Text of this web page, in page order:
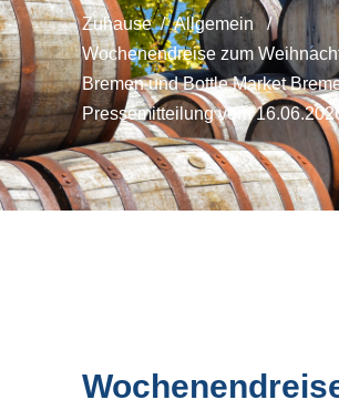
Zuhause/Allgemein /
Wochenendreise zum
Bremen und Bottle Market
Pressemitteilung vom